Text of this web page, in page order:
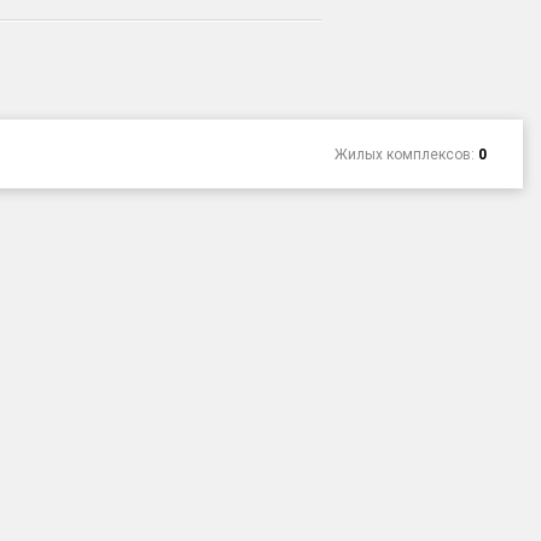
Жилых комплексов: 0